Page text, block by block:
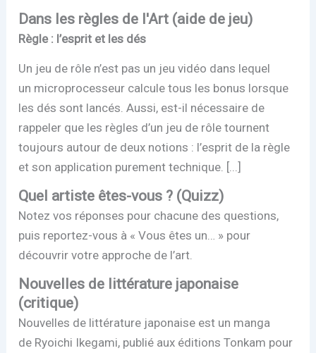
Dans les règles de l'Art (aide de jeu)
Règle : l’esprit et les dés
Un jeu de rôle n’est pas un jeu vidéo dans lequel
un microprocesseur calcule tous les bonus lorsque
les dés sont lancés. Aussi, est-il nécessaire de
rappeler que les règles d’un jeu de rôle tournent
toujours autour de deux notions : l’esprit de la règle
et son application purement technique. [...]
Quel artiste êtes-vous ? (Quizz)
Notez vos réponses pour chacune des questions,
puis reportez-vous à « Vous êtes un… » pour
découvrir votre approche de l’art.
Nouvelles de littérature japonaise
(critique)
Nouvelles de littérature japonaise est un manga
de Ryoichi Ikegami, publié aux éditions Tonkam pour